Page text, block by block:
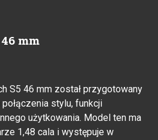
mm
S5 46 mm został przygotowany
stylu, funkcji
użytkowania. Model ten ma
1,48 cala i występuje w